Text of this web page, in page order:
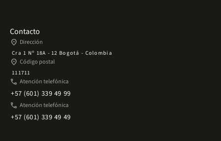
Contacto
place Dirección
Cra 1 Nº 18A - 12 Bogotá - Colombia
place Código postal
111711
phone Atención telefónica
+57 (601) 339 49 99
phone Atención telefónica
+57 (601) 339 49 49